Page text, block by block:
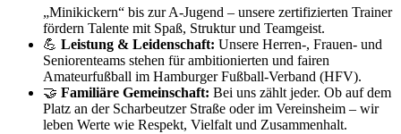
„Minikickern“ bis zur A-Jugend – unsere zertifizierten Trainer
fördern Talente mit Spaß, Struktur und Teamgeist.
💪 Leistung & Leidenschaft: Unsere Herren-, Frauen- und
Seniorenteams stehen für ambitionierten und fairen
Amateurfußball im Hamburger Fußball-Verband (HFV).
🤝 Familiäre Gemeinschaft: Bei uns zählt jeder. Ob auf dem
Platz an der Scharbeutzer Straße oder im Vereinsheim – wir
leben Werte wie Respekt, Vielfalt und Zusammenhalt.